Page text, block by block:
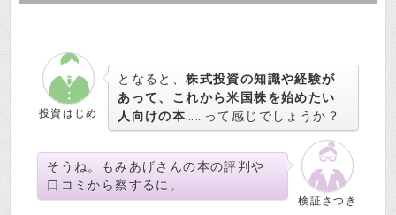
投資はじめ
となると、株式投資の知識や経験が
あって、これから米国株を始めたい
人向けの本 ……って感じでしょうか？
検証さつき
そうね。もみあげさんの本の評判や
口コミから察するに。